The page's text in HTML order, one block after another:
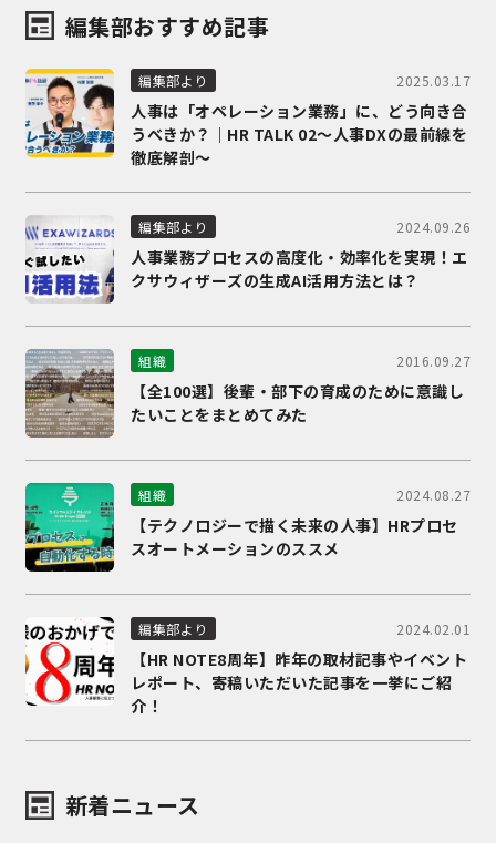
編集部おすすめ記事
編集部より 2025.03.17
人事は「オペレーション業務」に、どう向き合
うべきか？｜HR TALK 02～人事DXの最前線を
徹底解剖～
編集部より 2024.09.26
人事業務プロセスの高度化・効率化を実現！エ
クサウィザーズの生成AI活用方法とは？
組織 2016.09.27
【全100選】後輩・部下の育成のために意識し
たいことをまとめてみた
組織 2024.08.27
【テクノロジーで描く未来の人事】HRプロセ
スオートメーションのススメ
編集部より 2024.02.01
【HR NOTE8周年】昨年の取材記事やイベント
レポート、寄稿いただいた記事を一挙にご紹
介！
新着ニュース